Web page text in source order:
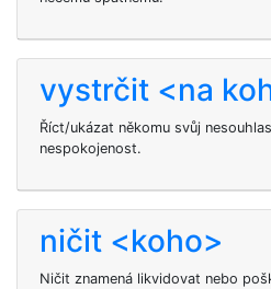
vystrčit <na
Říct/ukázat někomu svůj
nespokojenost.
ničit <koho>
Ničit znamená likvidovat nebo